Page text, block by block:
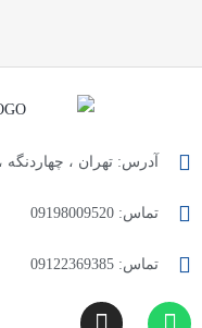
آدرس: تهران ، چهاردنگه
تماس: 09198009520
تماس: 09122369385